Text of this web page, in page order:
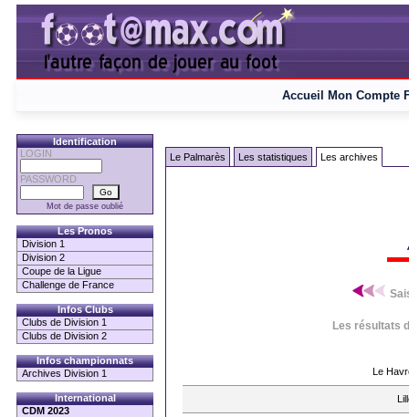
Accueil Mon Compte
Identification
LOGIN
PASSWORD
Mot de passe oublié
Les Pronos
Division 1
Division 2
Coupe de la Ligue
Challenge de France
Infos Clubs
Clubs de Division 1
Clubs de Division 2
Infos championnats
Archives Division 1
International
CDM 2023
Le Palmarès Les statistiques Les archives
Les résultats
Le